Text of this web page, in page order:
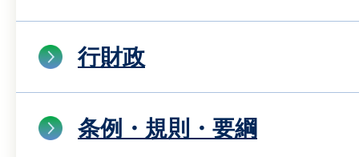
行財政
条例・規則・要綱